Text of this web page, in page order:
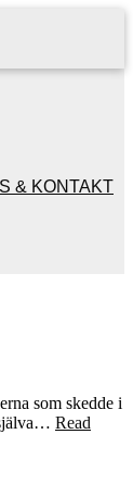
& KONTAKT
som skedde i
Read